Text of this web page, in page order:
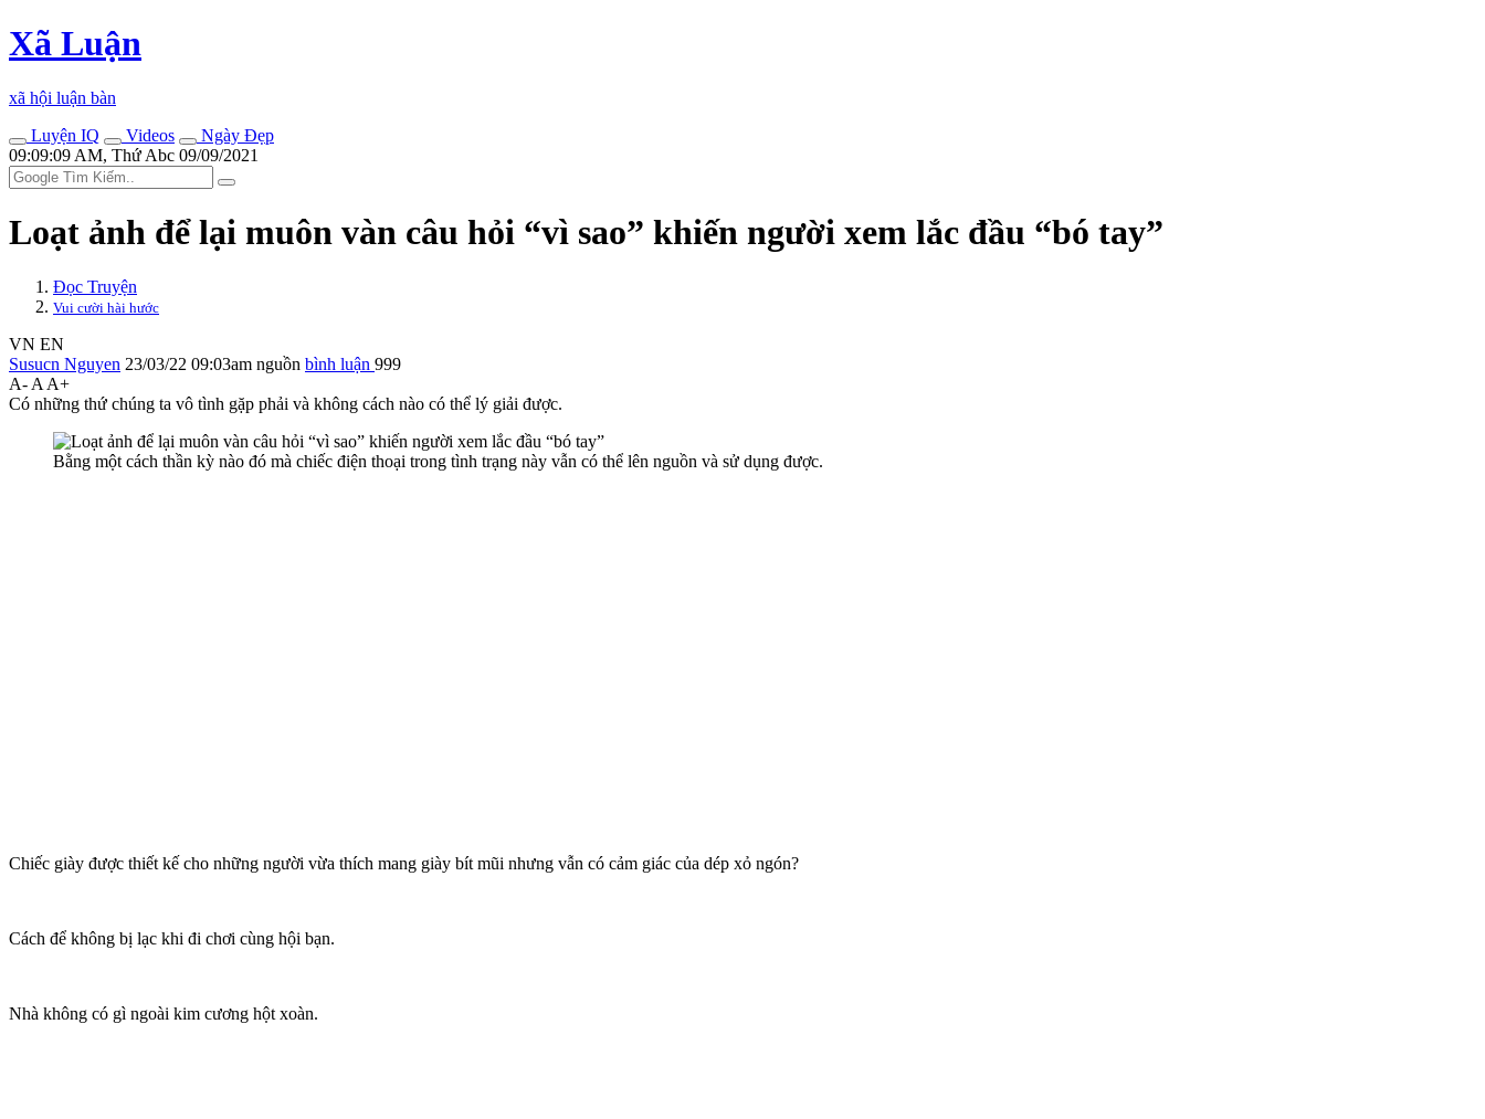
Xã Luận
xã hội luận bàn
Luyện IQ
Videos
Ngày Đẹp
09:09:09 AM, Thứ Abc 09/09/2021
Loạt ảnh để lại muôn vàn câu hỏi “vì sao” khiến người xem lắc đầu “bó tay”
Đọc Truyện
Vui cười hài hước
VN EN
Susucn Nguyen 23/03/22 09:03am nguồn bình luận 999
A- A A+
Có những thứ chúng ta vô tình gặp phải và không cách nào có thể lý giải được.
Bằng một cách thần kỳ nào đó mà chiếc điện thoại trong tình trạng này vẫn có thể lên nguồn và sử dụng được.
Chiếc giày được thiết kế cho những người vừa thích mang giày bít mũi nhưng vẫn có cảm giác của dép xỏ ngón?
Cách để không bị lạc khi đi chơi cùng hội bạn.
Nhà không có gì ngoài kim cương hột xoàn.